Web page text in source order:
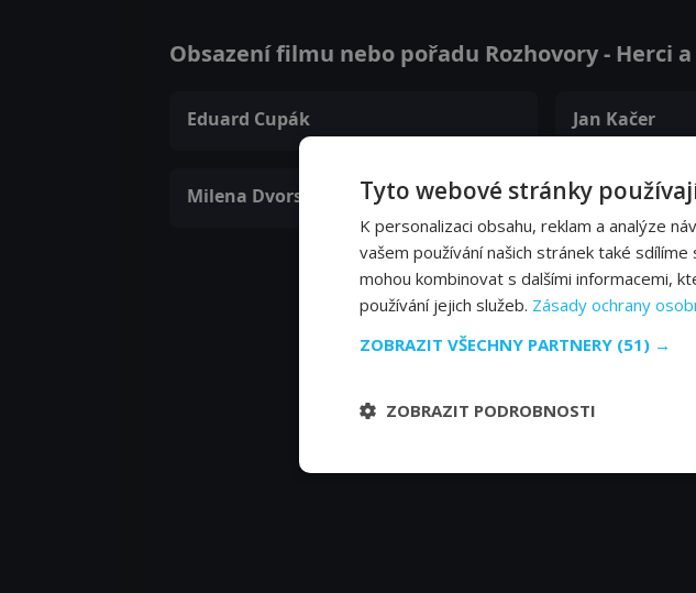
Obsazení filmu nebo pořadu Rozhovory - Herci
Eduard Cupák Jan Kačer
Milena Dvorská Tyto webové stránky
K personalizaci obsahu, reklam a analýze
vašem používání našich stránek také
mohou kombinovat s dalšími informacemi,
používání jejich služeb. Zásady ochrany
ZOBRAZIT VŠECHNY PARTNERY (51) →
ZOBRAZIT PODROBNOSTI